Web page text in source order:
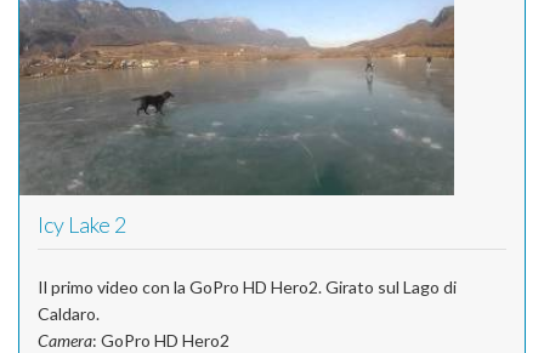
Icy Lake 2
Il primo video con la GoPro HD Hero2. Girato sul Lago di
Caldaro.
Camera: GoPro HD Hero2